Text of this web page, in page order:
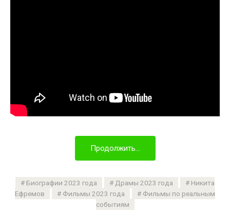
Продолжить...
Биографии 2023 года Драмы 2023 года
Никита
Ефремов
Фильмы 2023 года
Фильмы по реальным
событиям